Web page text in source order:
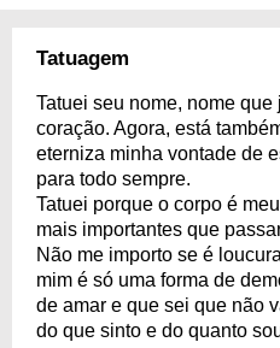
Tatuagem
Tatuei seu nome, nome
coração. Agora, está
eterniza minha vontade de
para todo sempre.
Tatuei porque o corpo é
mais importantes que
Não me importo se é
mim é só uma forma de
de amar e que sei que não
do que sinto e do quanto